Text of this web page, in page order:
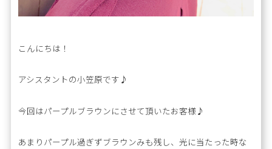
こんにちは！
アシスタントの小笠原です♪
今回はパープルブラウンにさせて頂いたお客様♪
あまりパープル過ぎずブラウンみも残し、光に当たった時な